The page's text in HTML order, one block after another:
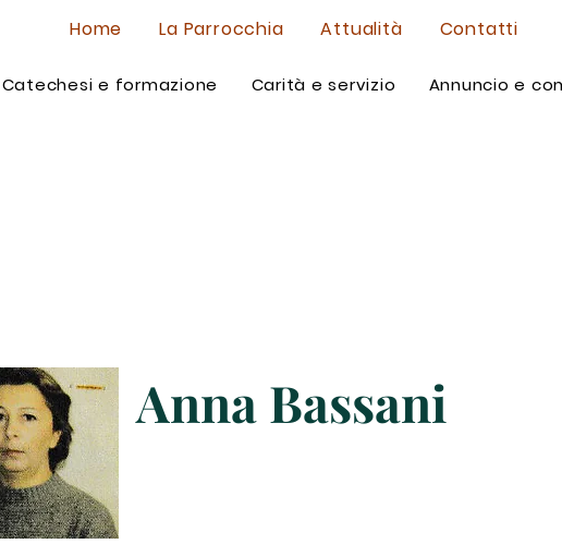
Home La Parrocchia Attualità Contatti
Catechesi e formazione Carità e servizio Annuncio e
Anna Bassani